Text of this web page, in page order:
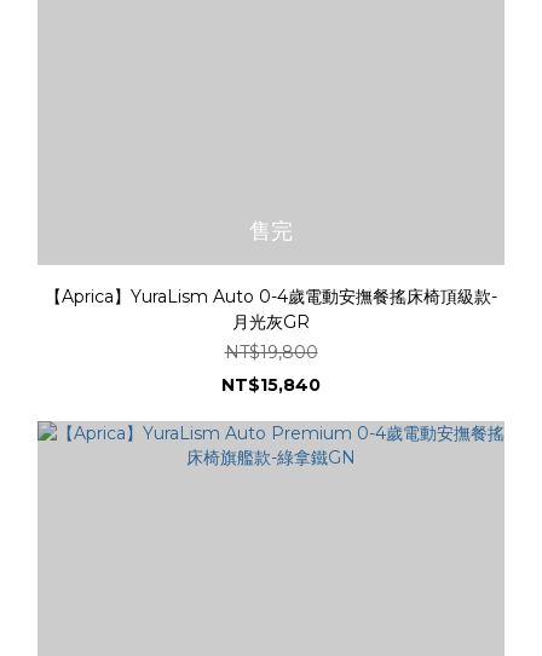
售完
【Aprica】YuraLism Auto 0-4歲電動安撫餐搖床椅頂級款-
月光灰GR
NT$19,800
NT$15,840